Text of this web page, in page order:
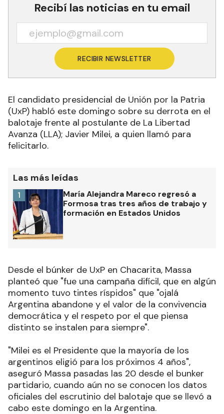
Recibí las noticias en tu email
RECIBIR NEWSLETTER
El candidato presidencial de Unión por la Patria
(UxP) habló este domingo sobre su derrota en el
balotaje frente al postulante de La Libertad
Avanza (LLA); Javier Milei, a quien llamó para
felicitarlo.
Las más leídas
María Alejandra Mareco regresó a
Formosa tras tres años de trabajo y
formación en Estados Unidos
1
Desde el búnker de UxP en Chacarita, Massa
planteó que "fue una campaña difícil, que en algún
momento tuvo tintes ríspidos" que "ojalá
Argentina abandone y el valor de la convivencia
democrática y el respeto por el que piensa
distinto se instalen para siempre".
"Milei es el Presidente que la mayoría de los
argentinos eligió para los próximos 4 años",
aseguró Massa pasadas las 20 desde el bunker
partidario, cuando aún no se conocen los datos
oficiales del escrutinio del balotaje que se llevó a
cabo este domingo en la Argentina.